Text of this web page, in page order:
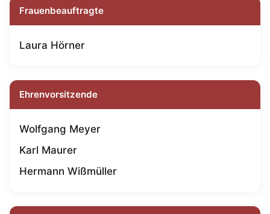
Frauenbeauftragte
Laura Hörner
Ehrenvorsitzende
Wolfgang Meyer
Karl Maurer
Hermann Wißmüller